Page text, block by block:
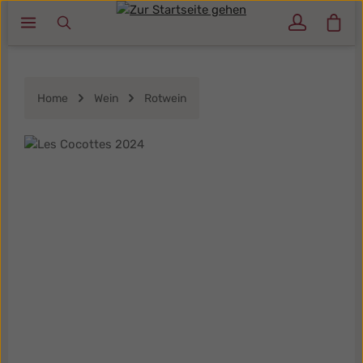
Zum Hauptinhalt springen
Home Wein Rotwein
Bildergalerie überspringen